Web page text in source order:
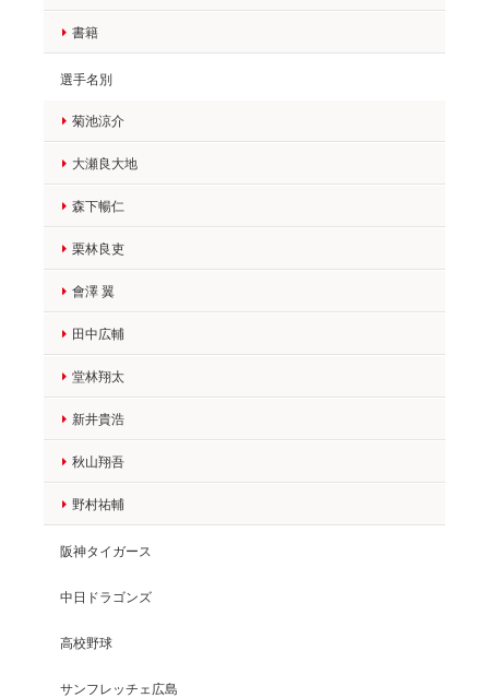
書籍
選手名別
菊池涼介
大瀬良大地
森下暢仁
栗林良吏
會澤 翼
田中広輔
堂林翔太
新井貴浩
秋山翔吾
野村祐輔
阪神タイガース
中日ドラゴンズ
高校野球
サンフレッチェ広島